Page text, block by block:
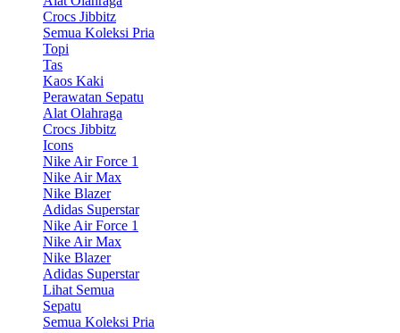
Crocs Jibbitz
Semua Koleksi Pria
Topi
Tas
Kaos Kaki
Perawatan Sepatu
Alat Olahraga
Crocs Jibbitz
Icons
Nike Air Force 1
Nike Air Max
Nike Blazer
Adidas Superstar
Nike Air Force 1
Nike Air Max
Nike Blazer
Adidas Superstar
Lihat Semua
Sepatu
Semua Koleksi Pria